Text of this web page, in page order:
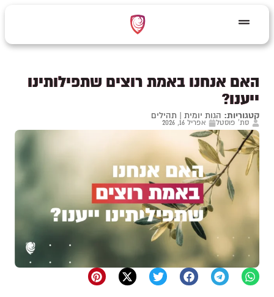
האם אנחנו באמת רוצים שתפילותינו
ייענו?
קטגוריות: הגות יומית | תהילים
סת' פוסטל אפריל 16, 2026